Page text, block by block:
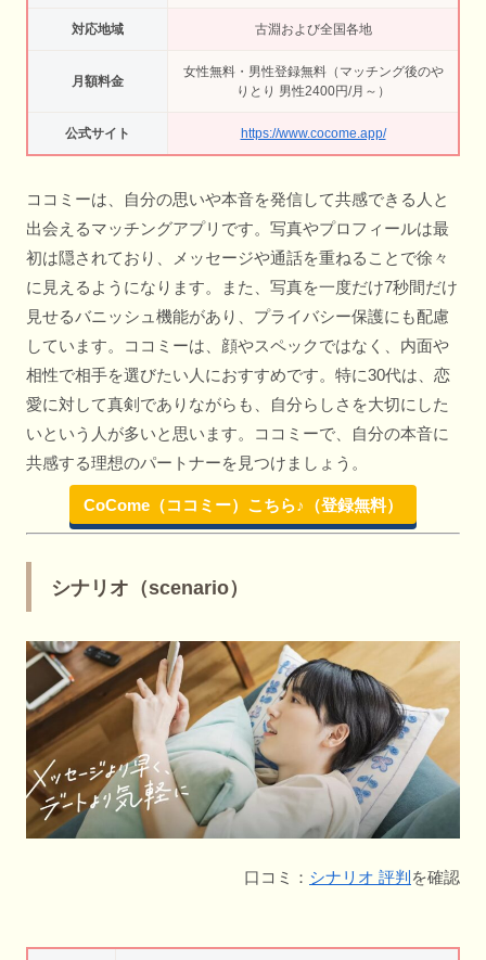
対応地域 古淵および全国各地
月額料金
女性無料・男性登録無料（マッチング後のや
りとり 男性2400円/月～）
公式サイト https://www.cocome.app/
ココミーは、自分の思いや本音を発信して共感できる人と
出会えるマッチングアプリです。写真やプロフィールは最
初は隠されており、メッセージや通話を重ねることで徐々
に見えるようになります。また、写真を一度だけ7秒間だけ
見せるバニッシュ機能があり、プライバシー保護にも配慮
しています。ココミーは、顔やスペックではなく、内面や
相性で相手を選びたい人におすすめです。特に30代は、恋
愛に対して真剣でありながらも、自分らしさを大切にした
いという人が多いと思います。ココミーで、自分の本音に
共感する理想のパートナーを見つけましょう。
CoCome（ココミー）こちら♪（登録無料）
シナリオ（scenario）
口コミ： シナリオ 評判 を確認